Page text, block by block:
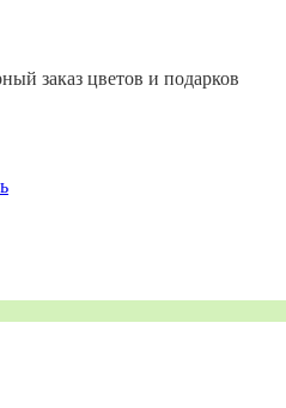
заказ цветов и подарков